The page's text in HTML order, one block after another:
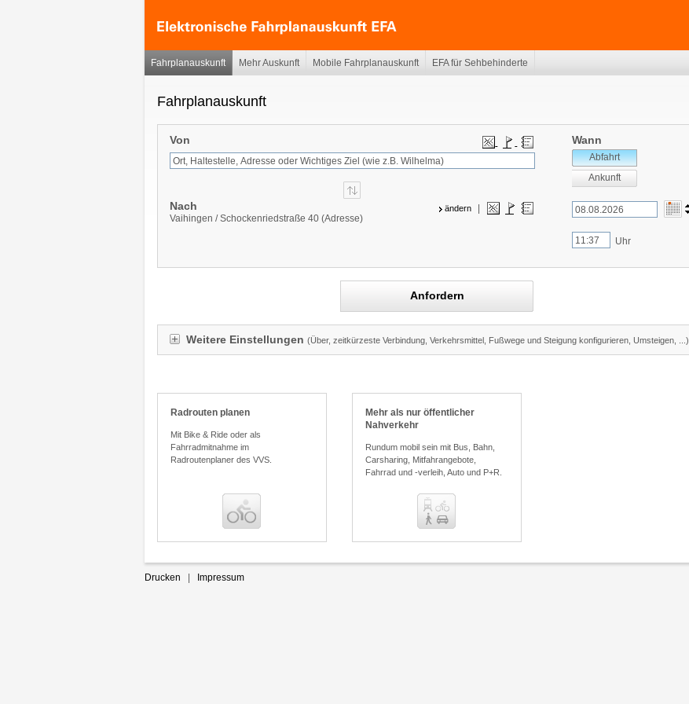
Fahrplanauskunft Mehr Auskunft Mobile Fahrplanauskunft EFA für Sehbehinderte
Preisvergleich
Fahrplanauskunft
Von
Nach ändern
|
Vaihingen / Schockenriedstraße 40 (Adresse)
Wann
Abfahrt
Ankunft
Uhr
Anfordern
Weitere Einstellungen(Über, zeitkürzeste Verbindung, Verkehrsmittel, Fußwege und Steigung konfigurieren, Umsteigen, ...)
Radrouten planen
Mit Bike & Ride oder als
Fahrradmitnahme im
Radroutenplaner des VVS.
Mehr als nur öffentlicher
Nahverkehr
Rundum mobil sein mit Bus, Bahn,
Carsharing, Mitfahrangebote,
Fahrrad und -verleih, Auto und P+R.
Homepage und Desktop mit
unserer Auskunft verlinken
Drucken Impressum